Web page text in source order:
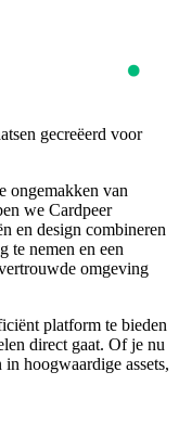
gecreëerd voor
ongemakken van
we Cardpeer
en design combineren
te nemen en een
omgeving
platform te bieden
direct gaat. Of je nu
hoogwaardige assets,